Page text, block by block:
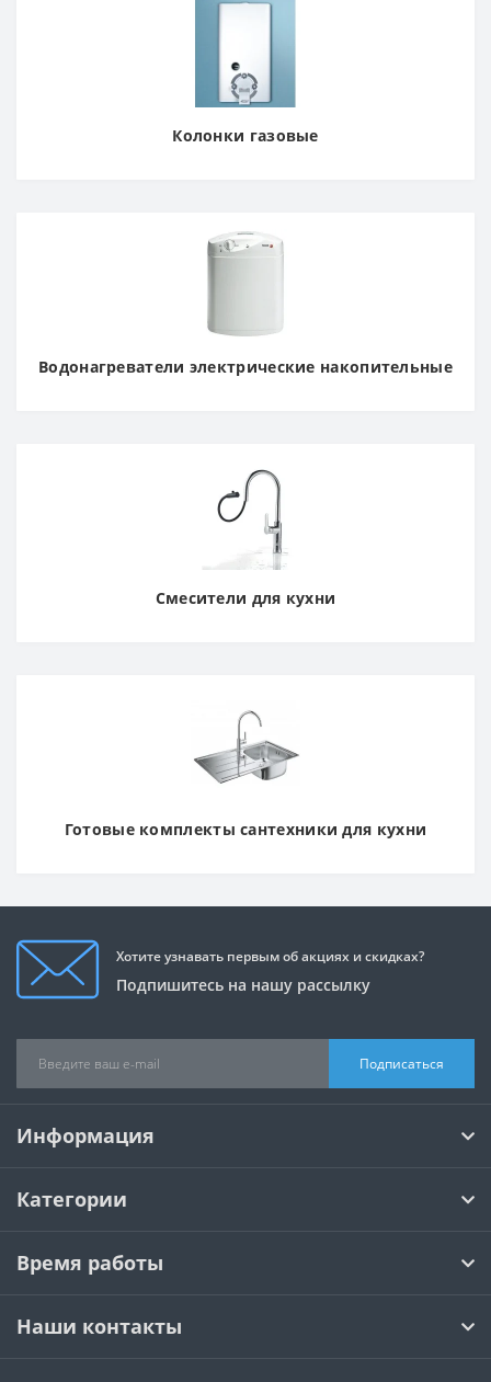
Колонки газовые
Водонагреватели электрические накопительные
Смесители для кухни
Готовые комплекты сантехники для кухни
Хотите узнавать первым об акциях и скидках?
Подпишитесь на нашу рассылку
Подписаться
Информация
Категории
Время работы
Наши контакты